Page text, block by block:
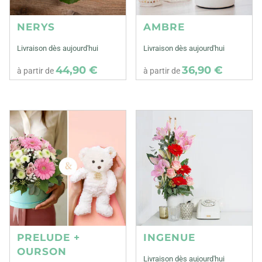
NERYS
Livraison dès aujourd'hui
à partir de44,90 €
AMBRE
Livraison dès aujourd'hui
à partir de36,90 €
PRELUDE +
OURSON
INGENUE
Livraison dès aujourd'hui